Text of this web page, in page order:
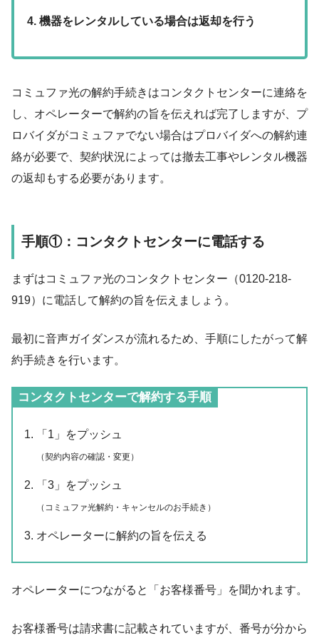
機器をレンタルしている場合は返却を行う
コミュファ光の解約手続きはコンタクトセンターに連絡を
し、オペレーターで解約の旨を伝えれば完了しますが、プ
ロバイダがコミュファでない場合はプロバイダへの解約連
絡が必要で、契約状況によっては撤去工事やレンタル機器
の返却もする必要があります。
手順①：コンタクトセンターに電話する
まずはコミュファ光のコンタクトセンター（0120-218-
919）に電話して解約の旨を伝えましょう 。
最初に音声ガイダンスが流れるため、手順にしたがって解
約手続きを行います。
コンタクトセンターで解約する手順
「1」をプッシュ
（契約内容の確認・変更）
「3」をプッシュ
（コミュファ光解約・キャンセルのお手続き）
オペレーターに解約の旨を伝える
オペレーターにつながると「お客様番号」を聞かれます。
お客様番号は請求書に記載されていますが、番号が分から